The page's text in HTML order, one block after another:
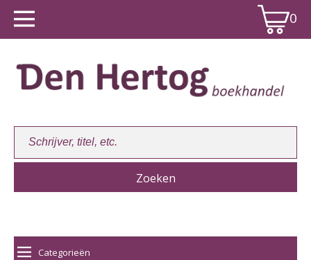
0
Winkelwagen:0
Categorieën